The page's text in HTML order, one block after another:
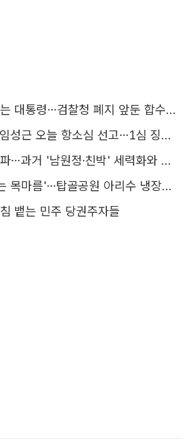
검사는 조언만 하라는 대통령…검찰청 폐지 앞둔 합수본 '딜레마'
'채상병 순직 책임' 임성근 오늘 항소심 선고…1심 징역 3년
구심점 잃은 비당권파…과거 '남원정·친박' 세력화와 다른 점은
폭염도 못 꺾는 '타는 목마름'…탑골공원 아리수 냉장고 가보니
뱉는 민주 당권주자들